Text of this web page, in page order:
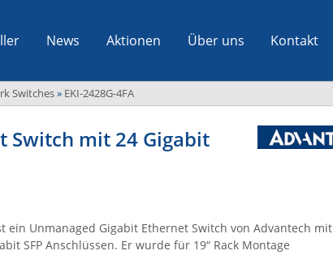
News Aktionen Über uns Kontakt
Switches» EKI-2428G-4FA
Switch mit 24 Gigabit
ein Unmanaged Gigabit Ethernet Switch von Advantech mit
SFP Anschlüssen. Er wurde für 19“ Rack Montage